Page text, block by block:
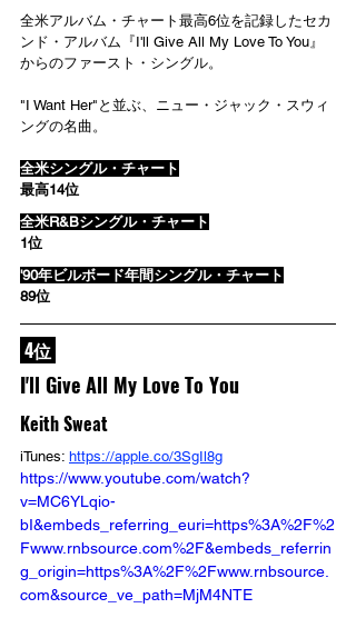
全米アルバム・チャート最高6位を記録したセカ
ンド・アルバム『I'll Give All My Love To You』
からのファースト・シングル。
"I Want Her"と並ぶ、ニュー・ジャック・スウィ
ングの名曲。
全米シングル・チャート
最高14位
全米R&Bシングル・チャート
1位
'90年ビルボード年間シングル・チャート
89位
4位
I'll Give All My Love To You
Keith Sweat
iTunes: https://apple.co/3SgIl8g
https://www.youtube.com/watch?
v=MC6YLqio-
bI&embeds_referring_euri=https%3A%2F%2
Fwww.rnbsource.com%2F&embeds_referrin
g_origin=https%3A%2F%2Fwww.rnbsource.
com&source_ve_path=MjM4NTE